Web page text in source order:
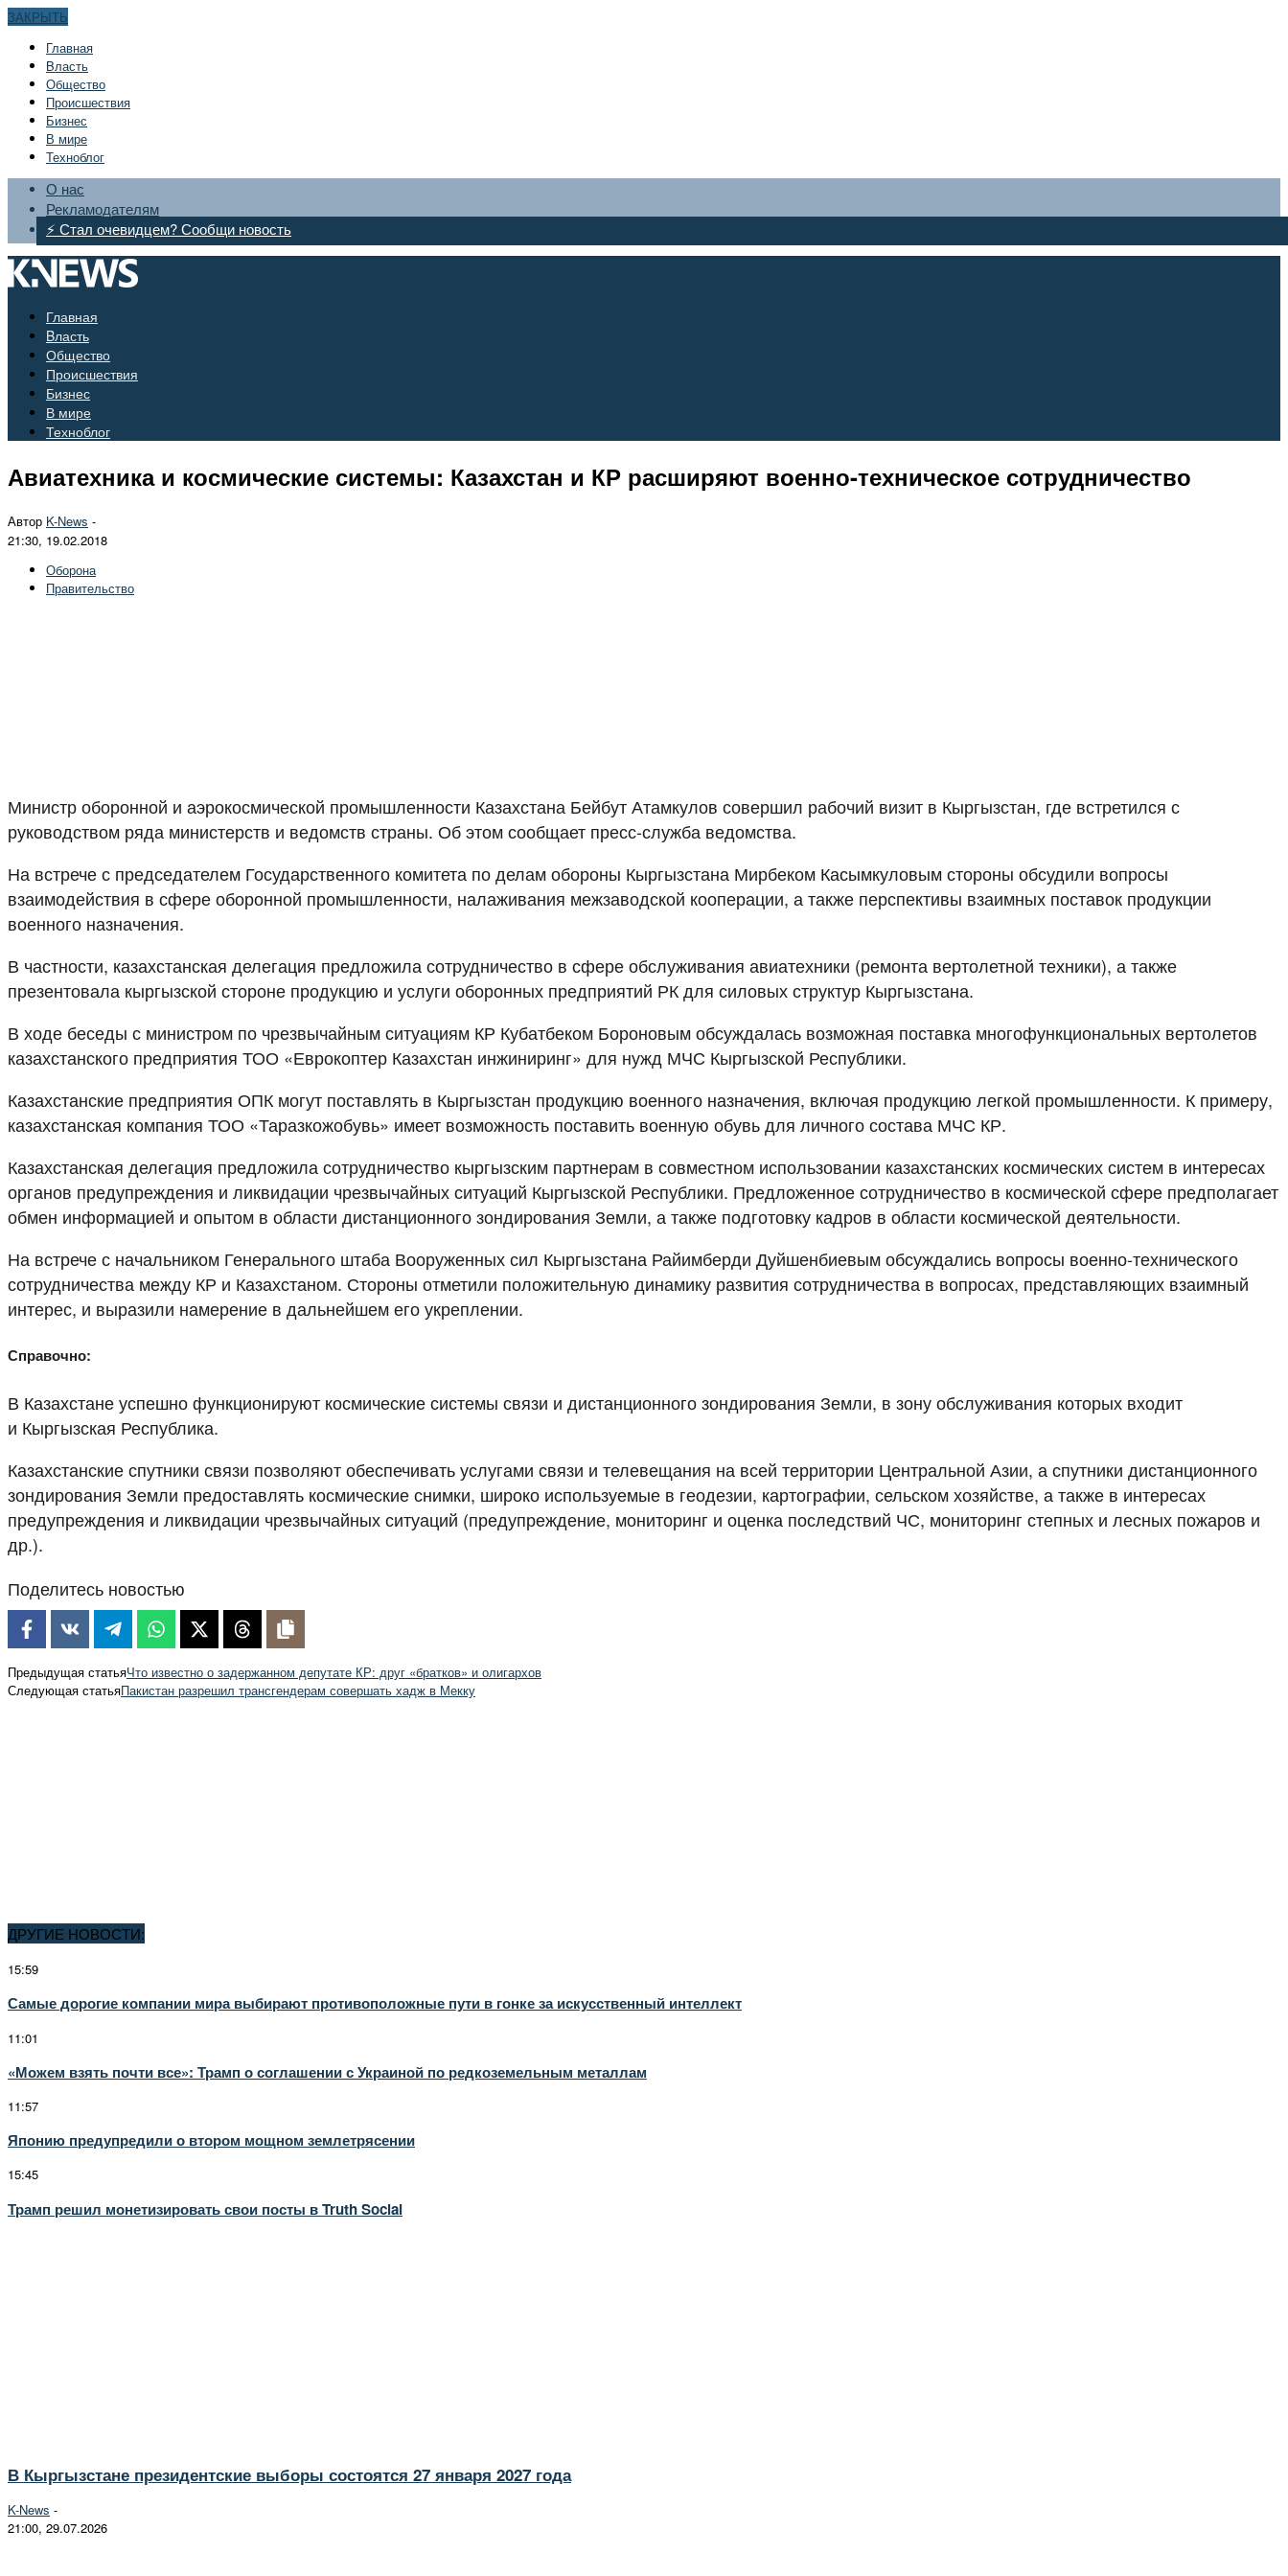
ЗАКРЫТЬ
Главная
Bласть
Общество
Происшествия
Бизнес
В мире
Техноблог
О нас
Рекламодателям
⚡ Стал очевидцем? Сообщи новость
Главная
Bласть
Общество
Происшествия
Бизнес
В мире
Техноблог
Авиатехника и космические системы: Казахстан и КР расширяют военно-техническое сотрудничество
Автор K-News -
21:30, 19.02.2018
Оборона
Правительство
Министр оборонной и аэрокосмической промышленности Казахстана Бейбут Атамкулов совершил рабочий визит в Кыргызстан, где встретился с
руководством ряда министерств и ведомств страны. Об этом сообщает пресс-служба ведомства.
На встрече с председателем Государственного комитета по делам обороны Кыргызстана Мирбеком Касымкуловым стороны обсудили вопросы
взаимодействия в сфере оборонной промышленности, налаживания межзаводской кооперации, а также перспективы взаимных поставок продукции
военного назначения.
В частности, казахстанская делегация предложила сотрудничество в сфере обслуживания авиатехники (ремонта вертолетной техники), а также
презентовала кыргызской стороне продукцию и услуги оборонных предприятий РК для силовых структур Кыргызстана.
В ходе беседы с министром по чрезвычайным ситуациям КР Кубатбеком Бороновым обсуждалась возможная поставка многофункциональных вертолетов
казахстанского предприятия ТОО «Еврокоптер Казахстан инжиниринг» для нужд МЧС Кыргызской Республики.
Казахстанские предприятия ОПК могут поставлять в Кыргызстан продукцию военного назначения, включая продукцию легкой промышленности. К примеру,
казахстанская компания ТОО «Таразкожобувь» имеет возможность поставить военную обувь для личного состава МЧС КР.
Казахстанская делегация предложила сотрудничество кыргызским партнерам в совместном использовании казахстанских космических систем в интересах
органов предупреждения и ликвидации чрезвычайных ситуаций Кыргызской Республики. Предложенное сотрудничество в космической сфере предполагает
обмен информацией и опытом в области дистанционного зондирования Земли, а также подготовку кадров в области космической деятельности.
На встрече с начальником Генерального штаба Вооруженных сил Кыргызстана Райимберди Дуйшенбиевым обсуждались вопросы военно-технического
сотрудничества между КР и Казахстаном. Стороны отметили положительную динамику развития сотрудничества в вопросах, представляющих взаимный
интерес, и выразили намерение в дальнейшем его укреплении.
Справочно:
В Казахстане успешно функционируют космические системы связи и дистанционного зондирования Земли, в зону обслуживания которых входит
и Кыргызская Республика.
Казахстанские спутники связи позволяют обеспечивать услугами связи и телевещания на всей территории Центральной Азии, а спутники дистанционного
зондирования Земли предоставлять космические снимки, широко используемые в геодезии, картографии, сельском хозяйстве, а также в интересах
предупреждения и ликвидации чрезвычайных ситуаций (предупреждение, мониторинг и оценка последствий ЧС, мониторинг степных и лесных пожаров и
др.).
Поделитесь новостью
Предыдущая статьяЧто известно о задержанном депутате КР: друг «братков» и олигархов
Следующая статьяПакистан разрешил трансгендерам совершать хадж в Мекку
ДРУГИЕ НОВОСТИ:
15:59
Самые дорогие компании мира выбирают противоположные пути в гонке за искусственный интеллект
11:01
«Можем взять почти все»: Трамп о соглашении с Украиной по редкоземельным металлам
11:57
Японию предупредили о втором мощном землетрясении
15:45
Трамп решил монетизировать свои посты в Truth Social
В Кыргызстане президентские выборы состоятся 27 января 2027 года
K-News -
21:00, 29.07.2026